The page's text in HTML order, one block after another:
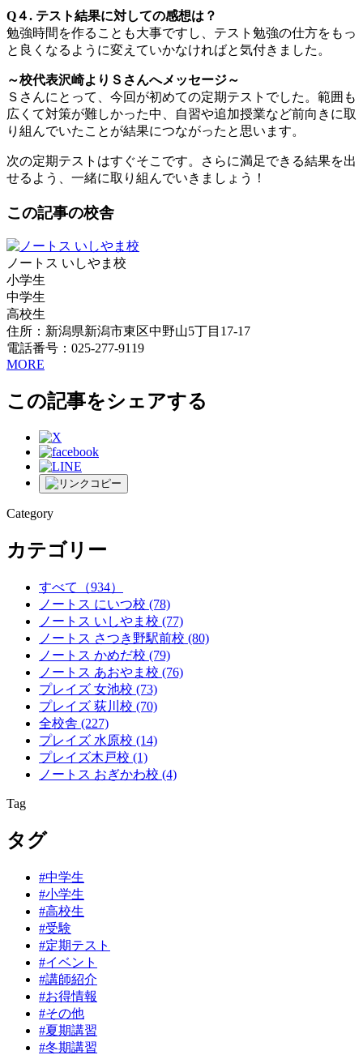
Q４. テスト結果に対しての感想は？
勉強時間を作ることも大事ですし、テスト勉強の仕方をもっ
と良くなるように変えていかなければと気付きました。
～校代表沢崎よりＳさんへメッセージ～
Ｓさんにとって、今回が初めての定期テストでした。範囲も
広くて対策が難しかった中、自習や追加授業など前向きに取
り組んでいたことが結果につながったと思います。
次の定期テストはすぐそこです。さらに満足できる結果を出
せるよう、一緒に取り組んでいきましょう！
この記事の校舎
ノートス いしやま校
小学生
中学生
高校生
住所：新潟県新潟市東区中野山5丁目17-17
電話番号：025-277-9119
MORE
この記事をシェアする
Category
カテゴリー
すべて
（934）
ノートス にいつ校 (78)
ノートス いしやま校 (77)
ノートス さつき野駅前校 (80)
ノートス かめだ校 (79)
ノートス あおやま校 (76)
プレイズ 女池校 (73)
プレイズ 荻川校 (70)
全校舎 (227)
プレイズ 水原校 (14)
プレイズ木戸校 (1)
ノートス おぎかわ校 (4)
Tag
タグ
#中学生
#小学生
#高校生
#受験
#定期テスト
#イベント
#講師紹介
#お得情報
#その他
#夏期講習
#冬期講習